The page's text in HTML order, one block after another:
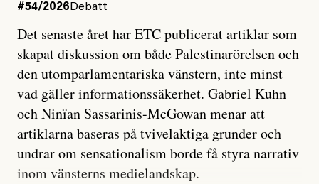
#54/2026 Debatt
Det senaste året har ETC publicerat artiklar som
skapat diskussion om både Palestinarörelsen och
den utomparlamentariska vänstern, inte minst
vad gäller informationssäkerhet. Gabriel Kuhn
och Ninïan Sassarinis-McGowan menar att
artiklarna baseras på tvivelaktiga grunder och
undrar om sensationalism borde få styra narrativ
inom vänsterns medielandskap.